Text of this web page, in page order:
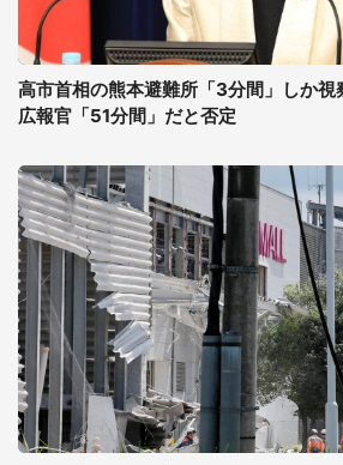
高市首相の熊本避難所「3分間」しか視
広報官「51分間」だと否定